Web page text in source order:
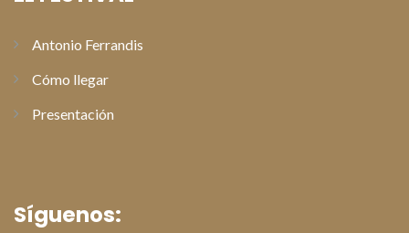
Antonio Ferrandis
Cómo llegar
Presentación
Síguenos: